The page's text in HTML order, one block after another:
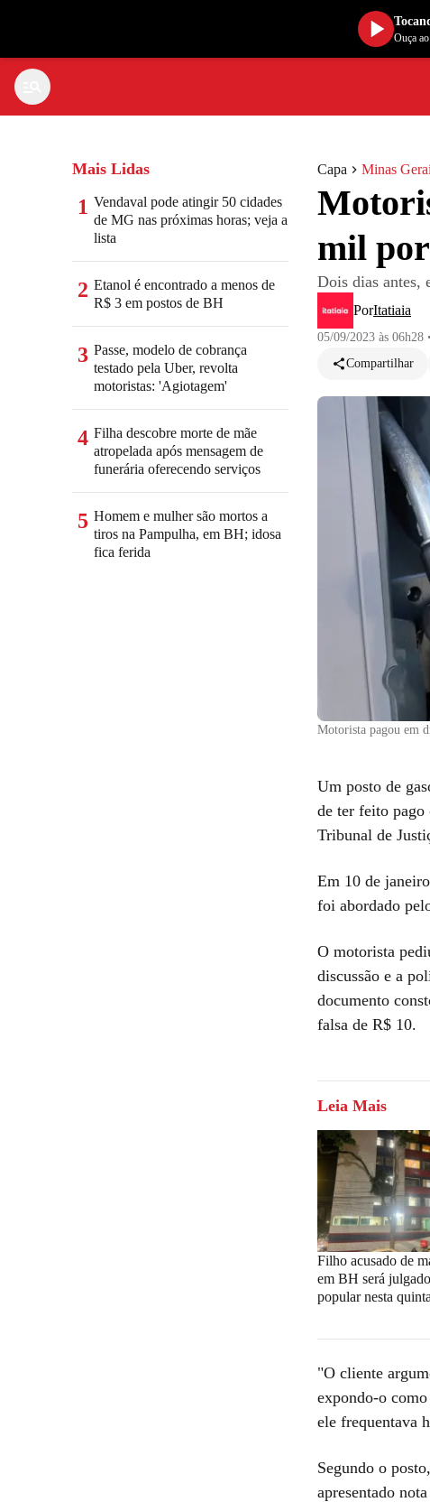
Capa Minas
mil
Dois dias antes,
PorItatiaia
05/09/2023 às 06h28 •
Compartilhar
Motorista pagou em
Um posto de
de ter feito pago
Tribunal de
Em 10 de
foi abordado
O motorista
discussão e a
documento
falsa de R$ 10.
Leia Mais
Filho acusado de
em BH será
popular nesta
"O cliente
expondo-o
ele frequentava
Segundo o
apresentado
Mais Lidas
1 Vendaval pode atingir 50 cidades
de MG nas próximas horas; veja a
lista
2 Etanol é encontrado a menos de
R$ 3 em postos de BH
3 Passe, modelo de cobrança
testado pela Uber, revolta
motoristas: 'Agiotagem'
4 Filha descobre morte de mãe
atropelada após mensagem de
funerária oferecendo serviços
5 Homem e mulher são mortos a
tiros na Pampulha, em BH; idosa
fica ferida
Ouça